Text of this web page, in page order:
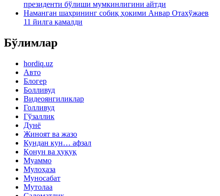
президенти бўлиши мумкинлигини айтди
Наманган шаҳрининг собиқ ҳокими Анвар Отахўжаев
11 йилга қамалди
Бўлимлар
hordiq.uz
Авто
Блогер
Болливуд
Видеоянгиликлар
Голливуд
Гўзаллик
Дунё
Жиноят ва жазо
Кундан кун… афзал
Қонун ва ҳуқуқ
Муаммо
Мулоҳаза
Муносабат
Мутолаа